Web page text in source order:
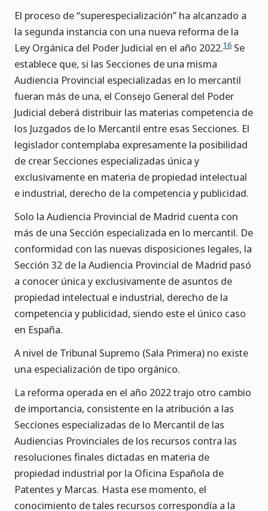
El proceso de “superespecialización” ha alcanzado a
la segunda instancia con una nueva reforma de la
Ley Orgánica del Poder Judicial en el año 2022.16 Se
establece que, si las Secciones de una misma
Audiencia Provincial especializadas en lo mercantil
fueran más de una, el Consejo General del Poder
Judicial deberá distribuir las materias competencia de
los Juzgados de lo Mercantil entre esas Secciones. El
legislador contemplaba expresamente la posibilidad
de crear Secciones especializadas única y
exclusivamente en materia de propiedad intelectual
e industrial, derecho de la competencia y publicidad.
Solo la Audiencia Provincial de Madrid cuenta con
más de una Sección especializada en lo mercantil. De
conformidad con las nuevas disposiciones legales, la
Sección 32 de la Audiencia Provincial de Madrid pasó
a conocer única y exclusivamente de asuntos de
propiedad intelectual e industrial, derecho de la
competencia y publicidad, siendo este el único caso
en España.
A nivel de Tribunal Supremo (Sala Primera) no existe
una especialización de tipo orgánico.
La reforma operada en el año 2022 trajo otro cambio
de importancia, consistente en la atribución a las
Secciones especializadas de lo Mercantil de las
Audiencias Provinciales de los recursos contra las
resoluciones finales dictadas en materia de
propiedad industrial por la Oficina Española de
Patentes y Marcas. Hasta ese momento, el
conocimiento de tales recursos correspondía a la